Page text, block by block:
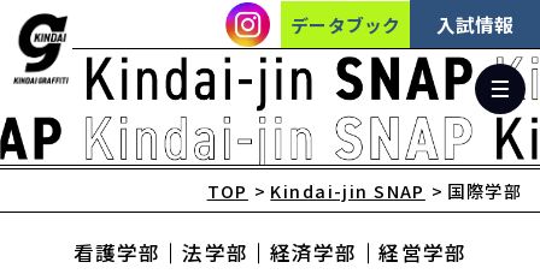
データブック 入試情報
TOP Kindai-jin SNAP 国際学部
看護学部 法学部 経済学部
経営学部